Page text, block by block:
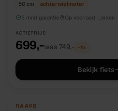
50 cm
achterwielmotor
3 mnd garantie
Op voorraad: Leiden
ACTIEPRIJS
699,-was 749,- −7%
Bekijk fiets
TWEEDEHANDS
RAAKS